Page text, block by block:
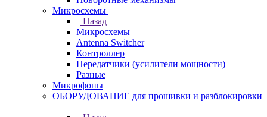
Микросхемы
Назад
Микросхемы
Antenna Switcher
Контроллер
Передатчики (усилители мощности)
Разные
Микрофоны
ОБОРУДОВАНИЕ для прошивки и разблокировки